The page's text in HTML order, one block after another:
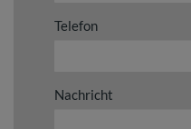
Telefon
Nachricht